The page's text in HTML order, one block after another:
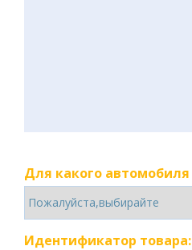
Для какого
Идентификатор товара: